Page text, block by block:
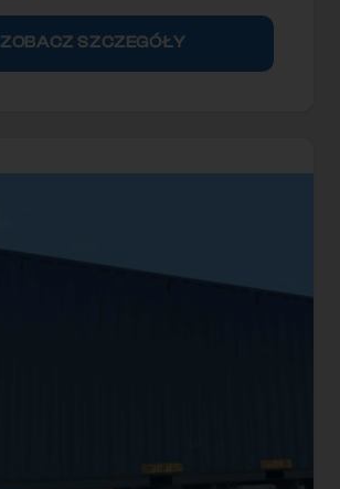
ZOBACZ SZCZEGÓŁY